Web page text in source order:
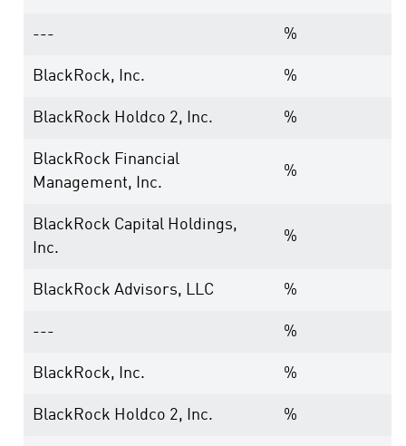
--- %
BlackRock, Inc. %
BlackRock Holdco 2, Inc. %
BlackRock Financial
Management, Inc.
%
BlackRock Capital Holdings,
Inc.
%
BlackRock Advisors, LLC %
--- %
BlackRock, Inc. %
BlackRock Holdco 2, Inc. %